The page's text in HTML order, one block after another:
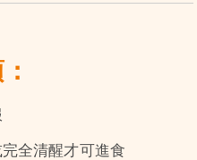
全清醒才可進食